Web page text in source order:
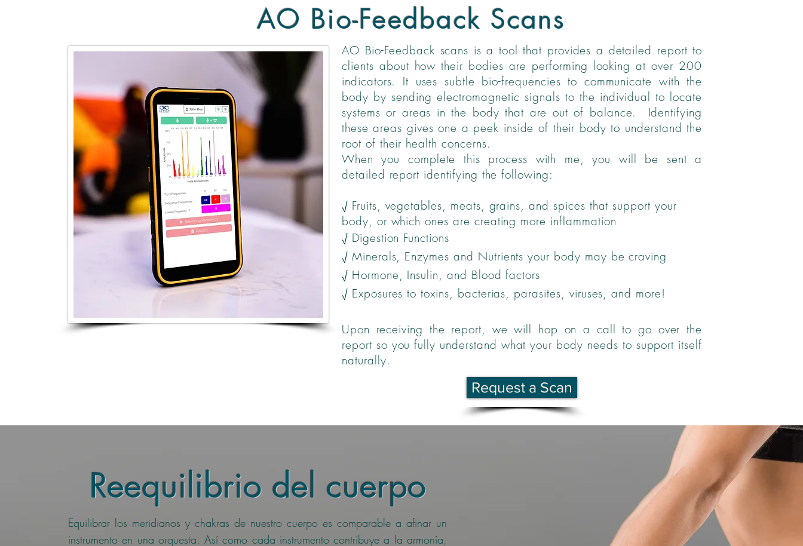
AO Bio-Feedback Scans
AO Bio-Feedback scans is a tool that provides a detailed report to
clients about how their bodies are performing looking at over 200
indicators. It uses subtle bio-frequencies to communicate with the
body by sending electromagnetic signals to the individual to locate
systems or areas in the body that are out of balance. Identifying
these areas gives one a peek inside of their body to understand the
root of their health concerns.
When you complete this process with me, you will be sent a
detailed report identifying the following:
√ Fruits, vegetables, meats, grains, and spices that support your
body, or which ones are creating more inflammation
√ Digestion Functions
√ Minerals, Enzymes and Nutrients your body may be craving
√ Hormone, Insulin, and Blood factors
√ Exposures to toxins, bacterias, parasites, viruses, and more!
Upon receiving the report, we will hop on a call to go over the
report so you fully understand what your body needs to support itself
naturally.
Request a Scan
Reequilibrio del cuerpo
Equilibrar los meridianos y chakras de nuestro cuerpo es comparable a afinar un
instrumento en una orquesta. Así como cada instrumento contribuye a la armonía,